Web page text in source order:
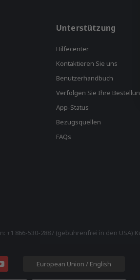
Unterstützung
Hilfecenter
Kontaktieren Sie uns
Benutzerhandbuch
Verfolgen Sie Ihre
App-Status
Bezugsquellen
FAQs
+1 866-530-2887 (gebührenfrei in den USA)
European Union / English